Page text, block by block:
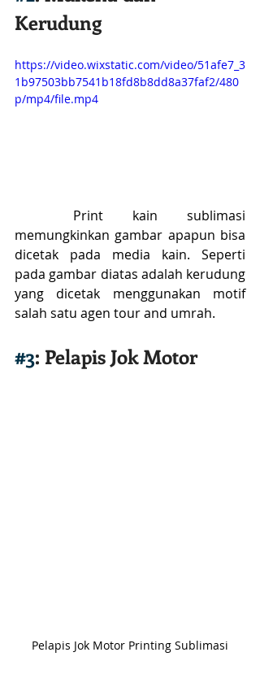
Kerudung
https://video.wixstatic.com/video/51afe7_3
1b97503bb7541b18fd8b8dd8a37faf2/480
p/mp4/file.mp4
memungkinkan gambar apapun bisa
dicetak pada media kain. Seperti
pada gambar diatas adalah kerudung
yang dicetak menggunakan motif
salah satu agen tour and umrah.
#3: Pelapis Jok Motor
Pelapis Jok Motor Printing Sublimasi